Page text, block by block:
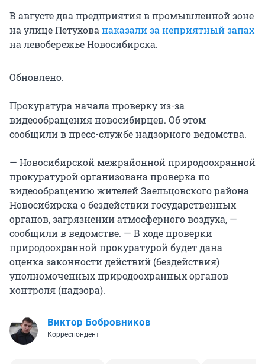
В августе два предприятия в промышленной зоне
на улице Петухова наказали за неприятный запах
на левобережье Новосибирска.
Обновлено.
Прокуратура начала проверку из-за
видеообращения новосибирцев. Об этом
сообщили в пресс-службе надзорного ведомства.
— Новосибирской межрайонной природоохранной
прокуратурой организована проверка по
видеообращению жителей Заельцовского района
Новосибирска о бездействии государственных
органов, загрязнении атмосферного воздуха, —
сообщили в ведомстве. — В ходе проверки
природоохранной прокуратурой будет дана
оценка законности действий (бездействия)
уполномоченных природоохранных органов
контроля (надзора).
Виктор Бобровников
Корреспондент